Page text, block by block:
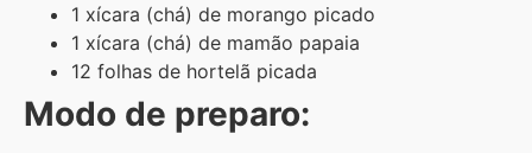
1 xícara (chá) de morango picado
1 xícara (chá) de mamão papaia
12 folhas de hortelã picada
Modo de preparo: